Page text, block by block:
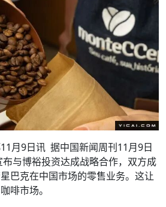
月9日讯 据中国新闻周刊11月9日
与博裕投资达成战略合作，双方成
巴克在中国市场的零售业务。这让
啡市场。